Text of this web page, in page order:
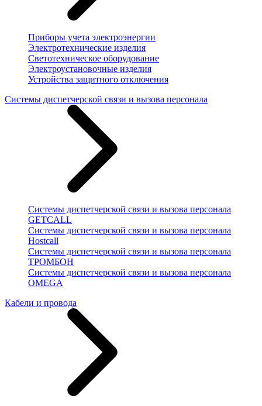
Приборы учета электроэнергии
Электротехнические изделия
Светотехническое оборудование
Электроустановочные изделия
Устройства защитного отключения
Системы диспетчерской связи и вызова персонала
Системы диспетчерской связи и вызова персонала
GETCALL
Системы диспетчерской связи и вызова персонала
Hostcall
Системы диспетчерской связи и вызова персонала
ТРОМБОН
Системы диспетчерской связи и вызова персонала
OMEGA
Кабели и провода